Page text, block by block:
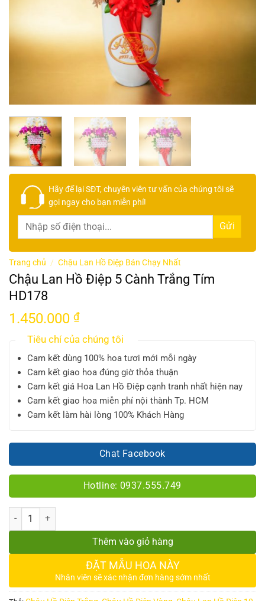
Hãy để lạiSĐT, chuyên viên tư vấn của chúng tôi sẽ
gọi ngay cho bạn miễn phí!
Trang chủ / Chậu Lan Hồ Điệp Bán Chạy Nhất
Chậu Lan Hồ Điệp 5 Cành Trắng Tím
HD178
1.450.000 ₫
Tiêu chí của chúng tôi
Cam kết dùng 100% hoa tươi mới mỗi ngày
Cam kết giao hoa đúng giờ thỏa thuận
Cam kết giá Hoa Lan Hồ Điệp cạnh tranh nhất hiện nay
Cam kết giao hoa miễn phí nội thành Tp. HCM
Cam kết làm hài lòng 100% Khách Hàng
Chat Facebook
Hotline: 0937.555.749
Số lượng
Thêm vào giỏ hàng
ĐẶT MẪU HOA NÀY
Nhân viên sẽ xác nhận đơn hàng sớm nhất